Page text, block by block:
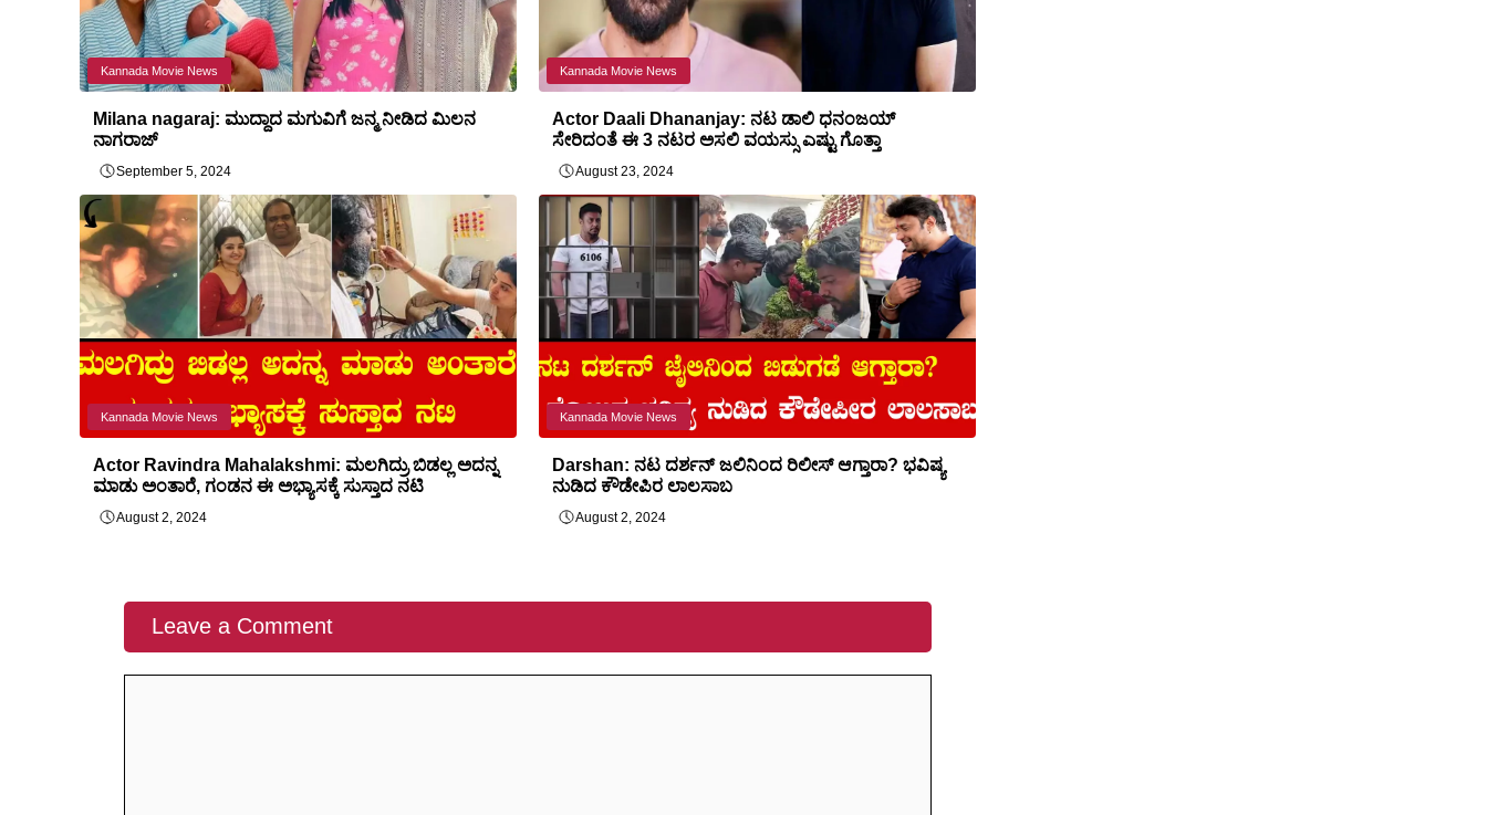
Kannada Movie News
Milana nagaraj: ಮುದ್ದಾದ ಮಗುವಿಗೆ ಜನ್ಮ ನೀಡಿದ ಮಿಲನ
ನಾಗರಾಜ್
September 5, 2024
Kannada Movie News
Actor Daali Dhananjay: ನಟ ಡಾಲಿ ಧನಂಜಯ್
ಸೇರಿದಂತೆ ಈ 3 ನಟರ ಅಸಲಿ ವಯಸ್ಸು ಎಷ್ಟು ಗೊತ್ತಾ
August 23, 2024
Kannada Movie News
Actor Ravindra Mahalakshmi: ಮಲಗಿದ್ರು ಬಿಡಲ್ಲ ಅದನ್ನ
ಮಾಡು ಅಂತಾರೆ, ಗಂಡನ ಈ ಅಭ್ಯಾಸಕ್ಕೆ ಸುಸ್ತಾದ ನಟಿ
August 2, 2024
Kannada Movie News
Darshan: ನಟ ದರ್ಶನ್ ಜಲಿನಿಂದ ರಿಲೀಸ್ ಆಗ್ತಾರಾ? ಭವಿಷ್ಯ
ನುಡಿದ ಕೌಡೇಪಿರ ಲಾಲಸಾಬ
August 2, 2024
Leave a Comment